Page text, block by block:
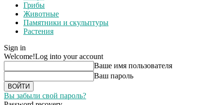
Грибы
Животные
Памятники и скульптуры
Растения
Sign in
Welcome!Log into your account
Ваше имя пользователя
Ваш пароль
Вы забыли свой пароль?